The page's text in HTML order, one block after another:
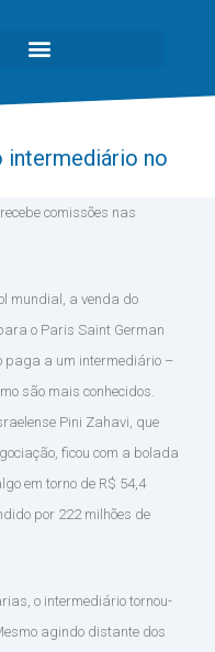
intermediário no
comissões nas
mundial, a venda do
o Paris Saint German
paga a um intermediário –
são mais conhecidos.
Pini Zahavi, que
ficou com a bolada
em torno de R$ 54,4
por 222 milhões de
o intermediário tornou-
agindo distante dos